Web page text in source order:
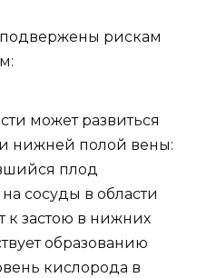
рискам
может развиться
нижней полой вены:
плод
сосуды в области
к застою в нижних
образованию
кислорода в